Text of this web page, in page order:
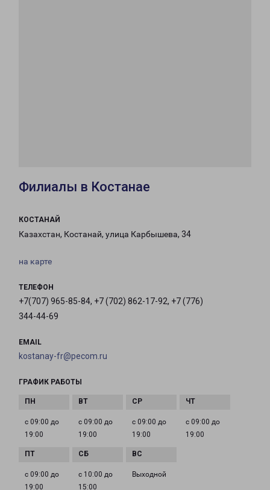
Филиалы в Костанае
КОСТАНАЙ
Казахстан, Костанай, улица Карбышева, 34
на карте
ТЕЛЕФОН
+7(707) 965-85-84, +7 (702) 862-17-92, +7 (776)
344-44-69
EMAIL
kostanay-fr@pecom.ru
ГРАФИК РАБОТЫ
с 09:00 до
19:00
с 09:00 до
19:00
с 09:00 до
19:00
с 09:00 до
19:00
с 09:00 до
19:00
с 10:00 до
15:00
Выходной